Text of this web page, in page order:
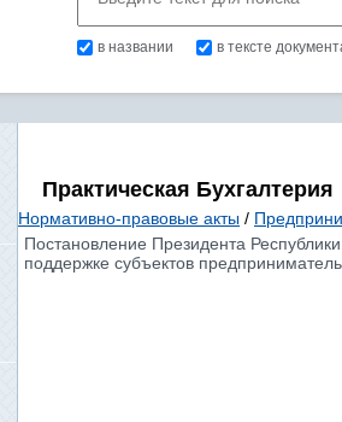
в названии в тексте
Практическая Бухгалтерия
Нормативно-правовые акты /
Постановление Президента
поддержке субъектов